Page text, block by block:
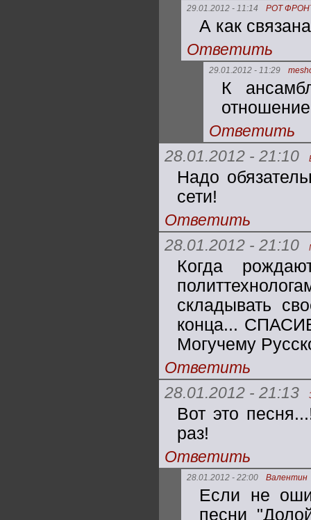
29.01.2012 - 11:14 РОТ
А как
Ответить
29.01.2012 - 11:29
К
Ответить
28.01.2012 - 21:10
Надо
сети!
Ответить
28.01.2012 - 21:10
Когда
складывать
конца...
Могучему
Ответить
28.01.2012 - 21:13
Вот это
раз!
Ответить
28.01.2012 - 22:00 Валентин
Если не
песни